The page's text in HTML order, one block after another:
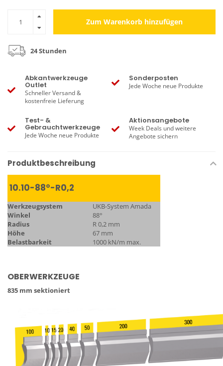
Zum Warenkorb hinzufügen
24 Stunden
Abkantwerkzeuge
Outlet
Schneller Versand &
kostenfreie Lieferung
Sonderposten
Jede Woche neue Produkte
Test- &
Gebrauchtwerkzeuge
Jede Woche neue Produkte
Aktionsangebote
Week Deals und weitere
Angebote sichern
Produktbeschreibung
10.10-88°-R0,2
Werkzeugsystem
UKB-System Amada
Winkel
88°
Radius
R 0,2 mm
Höhe
67 mm
Belastbarkeit
1000 kN/m max.
OBERWERKZEUGE
835 mm sektioniert